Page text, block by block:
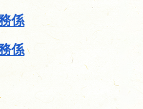
係
係